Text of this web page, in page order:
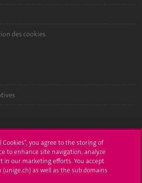
des cookies
Cookies”, you agree to the storing of
to enhance site navigation, analyze
in our marketing efforts. You accept
as well as the sub domains